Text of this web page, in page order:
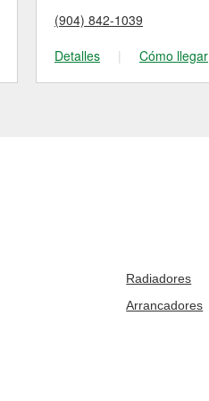
(904) 842-1039
Detalles
| Cómo llegar
Radiadores
Arrancadores